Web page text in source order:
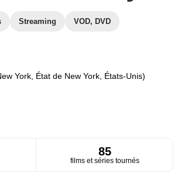
Streaming VOD, DVD
York, État de New York, États-Unis)
85
films et séries tournés